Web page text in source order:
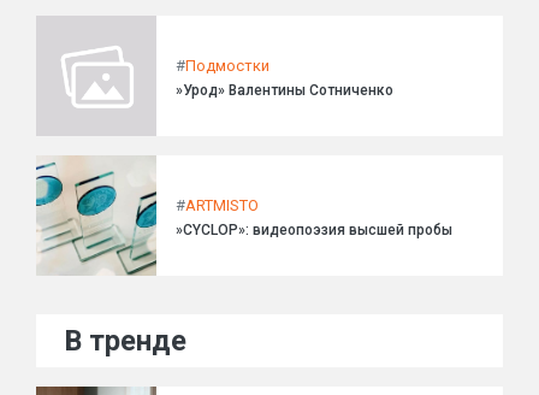
#Подмостки
»Урод» Валентины Сотниченко
#ARTMISTO
»CYCLOP»: видеопоэзия высшей пробы
В тренде